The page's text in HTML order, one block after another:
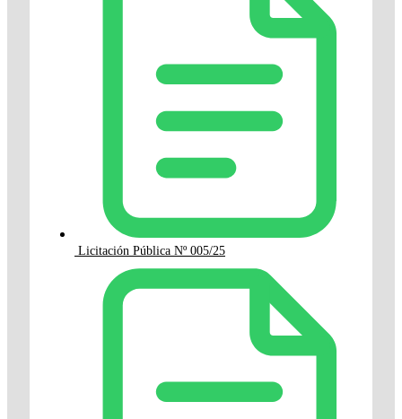
Licitación Pública Nº 005/25